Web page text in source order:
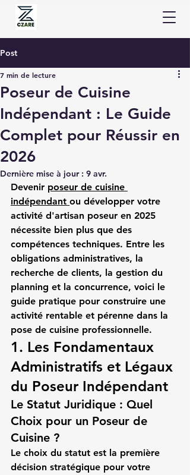
Post
Poseur de Cuisine
Indépendant : Le Guide
Complet pour Réussir en
2026
7 min de lecture
Dernière mise à jour : 9 avr.
Devenir poseur de cuisine
indépendant ou développer votre
activité d'artisan poseur en 2025
nécessite bien plus que des
compétences techniques. Entre les
obligations administratives, la
recherche de clients, la gestion du
planning et la concurrence, voici le
guide pratique pour construire une
activité rentable et pérenne dans la
pose de cuisine professionnelle.
1. Les Fondamentaux
Administratifs et Légaux
du Poseur Indépendant
Le Statut Juridique : Quel
Choix pour un Poseur de
Cuisine ?
Le choix du statut est la première
décision stratégique pour votre